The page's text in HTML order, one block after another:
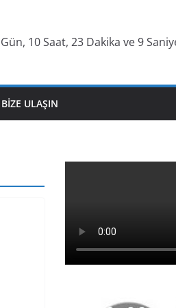
10 Saat, 23 Dakika ve 10
BIZE ULAŞIN